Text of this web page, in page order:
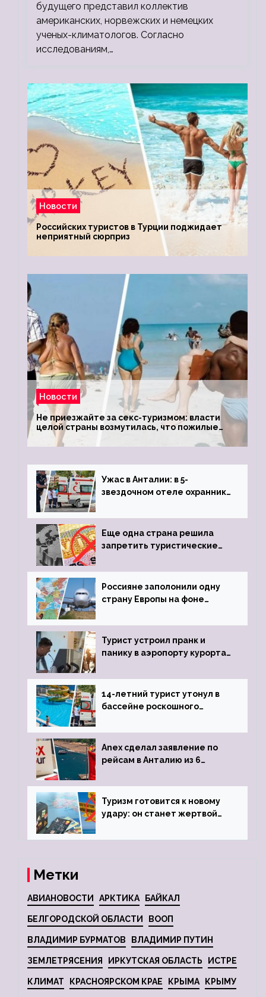
будущего представил коллектив
американских, норвежских и немецких
ученых-климатологов. Согласно
исследованиям,…
Новости
Российских туристов в Турции поджидает
неприятный сюрприз
Новости
Не приезжайте за секс-туризмом: власти
целой страны возмутилась, что пожилые
туристки массово едут к ним, чтобы
обзавестись молодыми любовниками
Ужас в Анталии: в 5-
звездочном отеле охранник
пистолета
Еще одна страна решила
запретить туристические
Россияне заполонили одну
страну Европы на фоне
виз
Турист устроил пранк и
панику в аэропорту курорта,
задержке рейса
14-летний турист утонул в
бассейне роскошного
Anex сделал заявление по
рейсам в Анталию из 6
Туризм готовится к новому
удару: он станет жертвой
Метки
АВИАНОВОСТИ АРКТИКА БАЙКАЛ
БЕЛГОРОДСКОЙ ОБЛАСТИ ВООП
ВЛАДИМИР БУРМАТОВ ВЛАДИМИР ПУТИН
ЗЕМЛЕТРЯСЕНИЯ ИРКУТСКАЯ ОБЛАСТЬ ИСТРЕ
КЛИМАТ КРАСНОЯРСКОМ КРАЕ КРЫМА КРЫМУ